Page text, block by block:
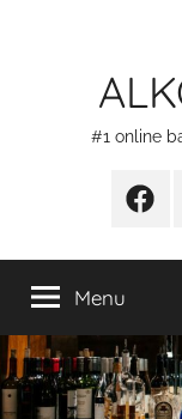
#1 online
Menu